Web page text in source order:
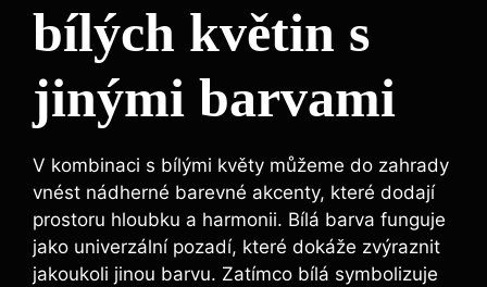
⁣bílých květin s
jinými barvami
V kombinaci s bílými květy‌ můžeme do zahrady
‍vnést nádherné barevné akcenty, které dodají
prostoru hloubku a ‍harmonii. Bílá barva funguje
jako univerzální pozadí, které dokáže zvýraznit
jakoukoli jinou barvu. ⁣Zatímco ‌bílá ​symbolizuje